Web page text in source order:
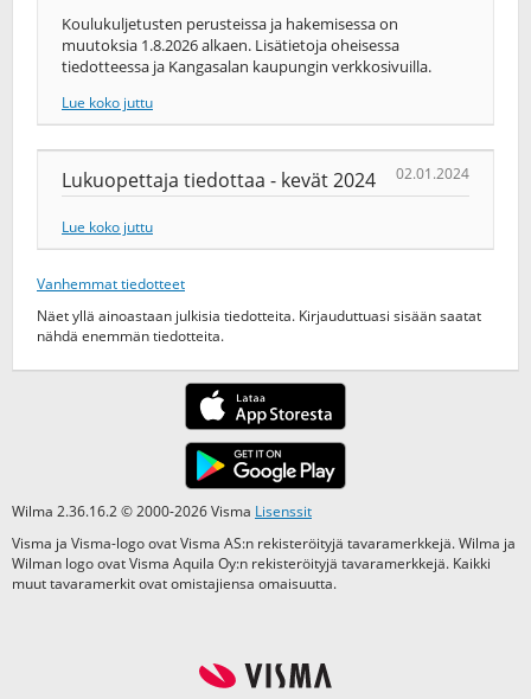
Koulukuljetusten perusteissa ja hakemisessa on
muutoksia 1.8.2026 alkaen. Lisätietoja oheisessa
tiedotteessa ja Kangasalan kaupungin verkkosivuilla.
Lue koko juttu
Lukuopettaja tiedottaa - kevät 2024 02.01.2024
Lue koko juttu
Vanhemmat tiedotteet
Näet yllä ainoastaan julkisia tiedotteita. Kirjauduttuasi sisään saatat
nähdä enemmän tiedotteita.
Wilma 2.36.16.2 © 2000-2026 Visma Lisenssit
Visma ja Visma-logo ovat Visma AS:n rekisteröityjä tavaramerkkejä. Wilma ja
Wilman logo ovat Visma Aquila Oy:n rekisteröityjä tavaramerkkejä. Kaikki
muut tavaramerkit ovat omistajiensa omaisuutta.